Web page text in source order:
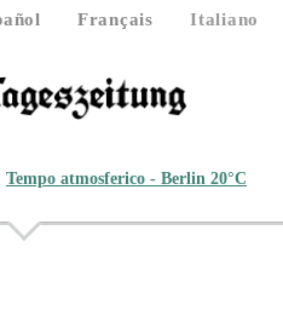
Français
Italiano
Tempo atmosferico - Berlin 20°C